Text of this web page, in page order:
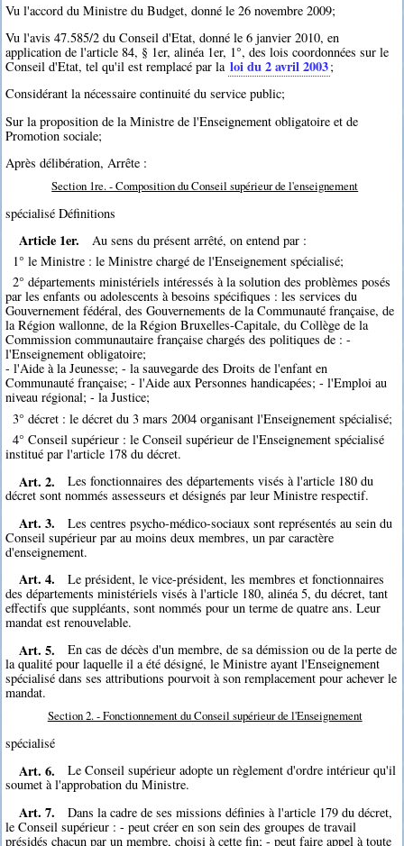
Vu l'accord du Ministre du Budget, donné le 26 novembre 2009;
Vu l'avis 47.585/2 du Conseil d'Etat, donné le 6 janvier 2010, en
application de l'article 84, § 1er, alinéa 1er, 1°, des lois coordonnées sur le
Conseil d'Etat, tel qu'il est remplacé par la loi du 2 avril 2003;
Considérant la nécessaire continuité du service public;
Sur la proposition de la Ministre de l'Enseignement obligatoire et de
Promotion sociale;
Après délibération, Arrête :
Section 1re. - Composition du Conseil supérieur de l'enseignement
spécialisé Définitions
Article 1er.
Au sens du présent arrêté, on entend par :
1° le Ministre : le Ministre chargé de l'Enseignement spécialisé;
2° départements ministériels intéressés à la solution des problèmes posés
par les enfants ou adolescents à besoins spécifiques : les services du
Gouvernement fédéral, des Gouvernements de la Communauté française, de
la Région wallonne, de la Région Bruxelles-Capitale, du Collège de la
Commission communautaire française chargés des politiques de : -
l'Enseignement obligatoire;
- l'Aide à la Jeunesse; - la sauvegarde des Droits de l'enfant en
Communauté française; - l'Aide aux Personnes handicapées; - l'Emploi au
niveau régional; - la Justice;
3° décret : le décret du 3 mars 2004 organisant l'Enseignement spécialisé;
4° Conseil supérieur : le Conseil supérieur de l'Enseignement spécialisé
institué par l'article 178 du décret.
Art. 2.
Les fonctionnaires des départements visés à l'article 180 du
décret sont nommés assesseurs et désignés par leur Ministre respectif.
Art. 3.
Les centres psycho-médico-sociaux sont représentés au sein du
Conseil supérieur par au moins deux membres, un par caractère
d'enseignement.
Art. 4.
Le président, le vice-président, les membres et fonctionnaires
des départements ministériels visés à l'article 180, alinéa 5, du décret, tant
effectifs que suppléants, sont nommés pour un terme de quatre ans. Leur
mandat est renouvelable.
Art. 5.
En cas de décès d'un membre, de sa démission ou de la perte de
la qualité pour laquelle il a été désigné, le Ministre ayant l'Enseignement
spécialisé dans ses attributions pourvoit à son remplacement pour achever le
mandat.
Section 2. - Fonctionnement du Conseil supérieur de l'Enseignement
spécialisé
Art. 6.
Le Conseil supérieur adopte un règlement d'ordre intérieur qu'il
soumet à l'approbation du Ministre.
Art. 7.
Dans la cadre de ses missions définies à l'article 179 du décret,
le Conseil supérieur : - peut créer en son sein des groupes de travail
présidés chacun par un membre, choisi à cette fin; - peut faire appel à toute